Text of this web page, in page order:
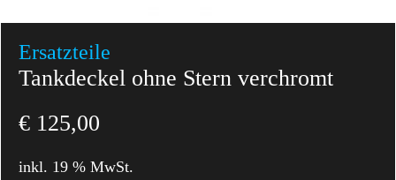
Ersatzteile
Tankdeckel ohne Stern verchromt
€ 125,00
inkl. 19 % MwSt.